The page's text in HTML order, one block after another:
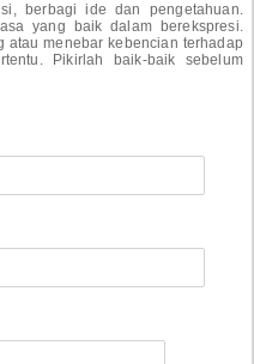
berbagi ide dan pengetahuan.
yang baik dalam berekspresi.
atau menebar kebencian terhadap
Pikirlah baik-baik sebelum